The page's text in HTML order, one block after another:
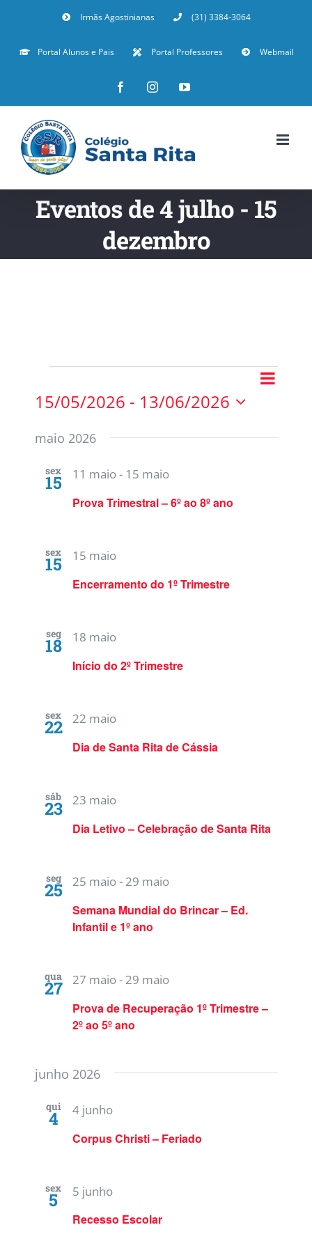
Irmãs Agostinianas (31) 3384-3064
Portal Alunos e Pais Portal Professores Webmail
Eventos de 4 julho - 15
dezembro
Procurar
Lista
15/05/2026 - 13/06/2026
a
maio 2026
sex
15
Prova Trimestral – 6º ao 8º ano
11 maio- 15 maio
sex
15
Encerramento do 1º Trimestre
15 maio
seg
18
Início do 2º Trimestre
18 maio
sex
22
Dia de Santa Rita de Cássia
22 maio
sáb
23
Dia Letivo – Celebração de Santa Rita
23 maio
seg
25
Semana Mundial do Brincar – Ed.
Infantil e 1º ano
25 maio- 29 maio
qua
27
Prova de Recuperação 1º Trimestre –
2º ao 5º ano
27 maio- 29 maio
junho 2026
qui
4
Corpus Christi – Feriado
4 junho
sex
5
Recesso Escolar
5 junho